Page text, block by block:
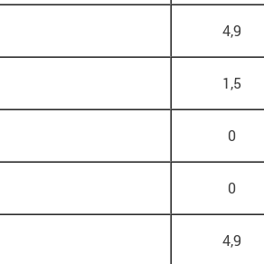
4,9
1,5
0
0
4,9